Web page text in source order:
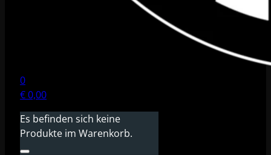
0
€0,00
Es befinden sich keine
Produkte im Warenkorb.